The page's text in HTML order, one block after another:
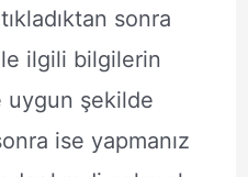
sonra
ilgili bilgilerin
uygun şekilde
ise yapmanız